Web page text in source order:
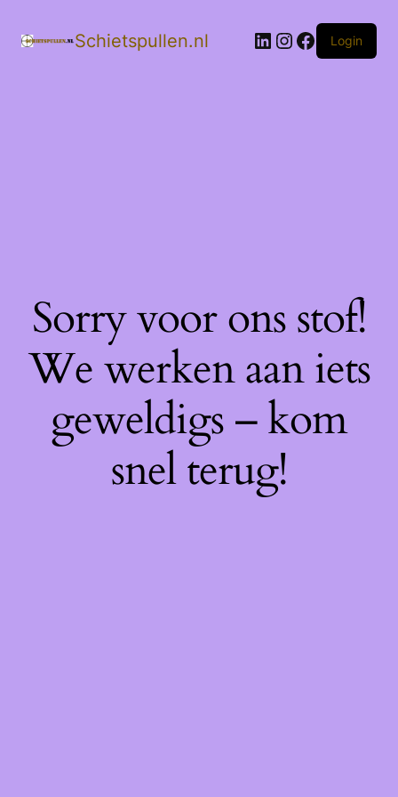
Schietspullen.nl LinkedIn
Instagram
Facebook
Login
Sorry voor ons stof!
We werken aan iets
geweldigs – kom
snel terug!